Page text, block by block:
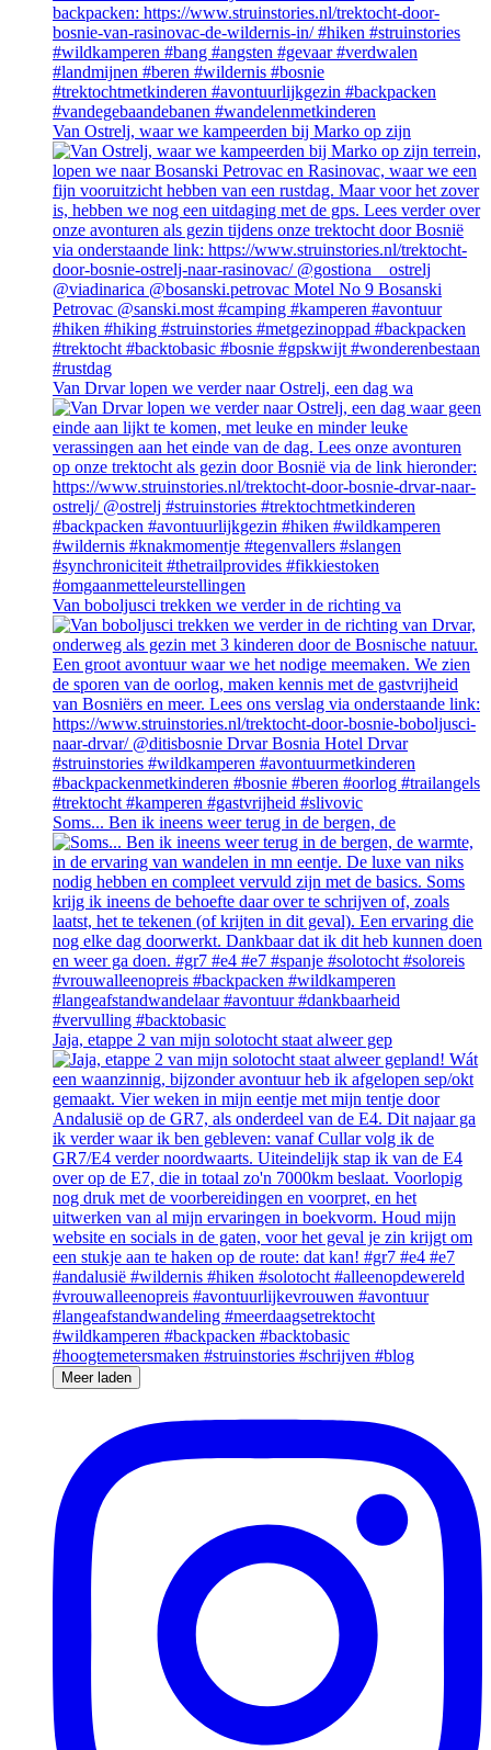
Van Ostrelj, waar we kampeerden bij Marko op zijn
Van Drvar lopen we verder naar Ostrelj, een dag wa
Van boboljusci trekken we verder in de richting va
Soms... Ben ik ineens weer terug in de bergen, de
Jaja, etappe 2 van mijn solotocht staat alweer gep
Meer laden